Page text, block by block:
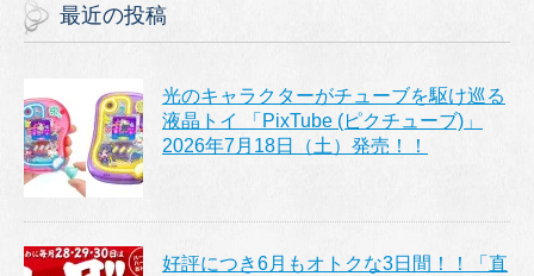
最近の投稿
光のキャラクターがチューブを駆け巡る
液晶トイ 「PixTube (ピクチューブ)」
2026年7月18日（土）発売！！
好評につき6月もオトクな3日間！！「直